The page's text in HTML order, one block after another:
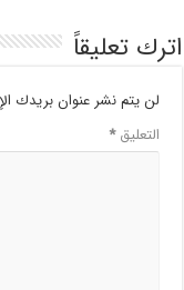
اترك تعليقاً
لن يتم نشر عنوان بريدك
التعليق*